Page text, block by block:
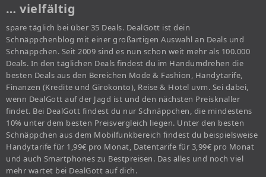
… vielfältig
spare täglich bei über 35 Deals. DealGott ist dein
Schnäppchenblog mit einer großartigen Auswahl an Deals und
Schnäppchen. Seit 2009 sind es nun schon weit mehr als 100.000
Deals. In den täglichen Deals findest du im Handumdrehen die
besten Deals aus den Bereichen Mode & Fashion, Handytarife,
Finanzen (Kredite und Girokonto), Reise & Hotel uvm. Sei dabei,
wenn DealGott auf der Jagd ist und den nächsten Preisknaller
findet. Bei DealGott findest du nur Schnäppchen, die mindestens
10% unter dem besten Preisvergleich liegen. Unter den besten
Schnäppchen aus dem Mobilfunkbereich findest du beispielsweise
Handytarife für 1,99€ pro Monat, Datentarife für 3,99€ pro Monat
und auch Smartphones zu Bestpreisen. Das alles und noch viel
mehr wartet bei DealGott auf dich.